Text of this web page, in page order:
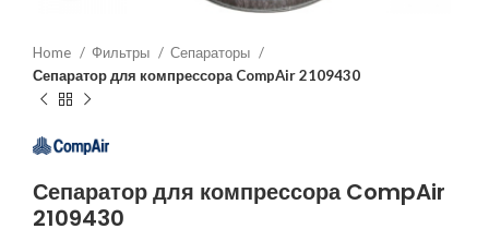
Home Фильтры
Сепараторы
Сепаратор для компрессора CompAir 2109430
Сепаратор для компрессора CompAir
2109430